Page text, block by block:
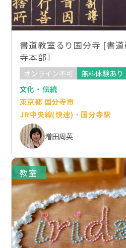
書道教室るり国分寺 [書
寺本部］
オンライン不可
無料体験あり
文化・伝統
東京都 国分寺市
JR中央線(快速)・国分寺駅
増田周英
教室